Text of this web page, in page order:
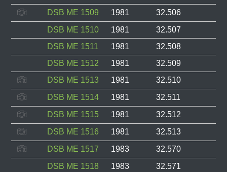
DSB ME 1509
1981 32.506
DSB ME 1510
1981 32.507
DSB ME 1511
1981 32.508
DSB ME 1512
1981 32.509
DSB ME 1513
1981 32.510
DSB ME 1514
1981 32.511
DSB ME 1515
1981 32.512
DSB ME 1516
1981 32.513
DSB ME 1517
1983 32.570
DSB ME 1518
1983 32.571